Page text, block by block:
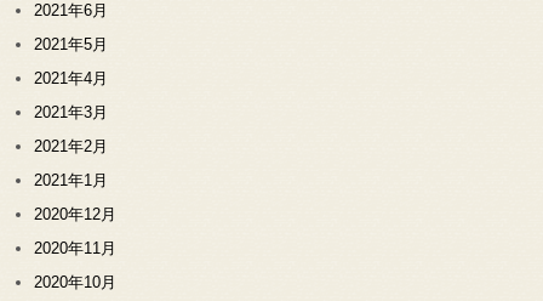
2021年6月
2021年5月
2021年4月
2021年3月
2021年2月
2021年1月
2020年12月
2020年11月
2020年10月